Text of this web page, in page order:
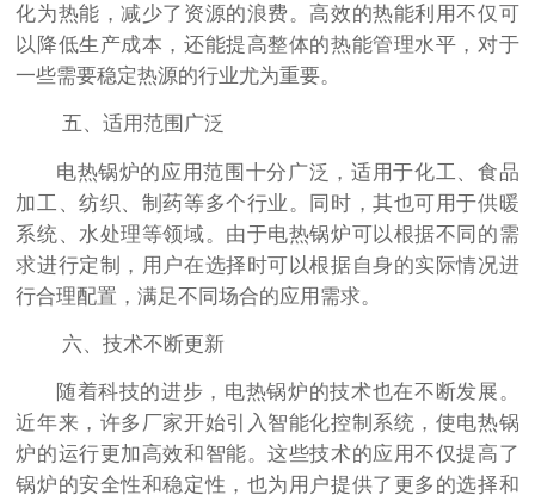
化为热能，减少了资源的浪费。高效的热能利用不仅可
以降低生产成本，还能提高整体的热能管理水平，对于
一些需要稳定热源的行业尤为重要。
五、适用范围广泛
电热锅炉的应用范围十分广泛，适用于化工、食品
加工、纺织、制药等多个行业。同时，其也可用于供暖
系统、水处理等领域。由于电热锅炉可以根据不同的需
求进行定制，用户在选择时可以根据自身的实际情况进
行合理配置，满足不同场合的应用需求。
六、技术不断更新
随着科技的进步，电热锅炉的技术也在不断发展。
近年来，许多厂家开始引入智能化控制系统，使电热锅
炉的运行更加高效和智能。这些技术的应用不仅提高了
锅炉的安全性和稳定性，也为用户提供了更多的选择和